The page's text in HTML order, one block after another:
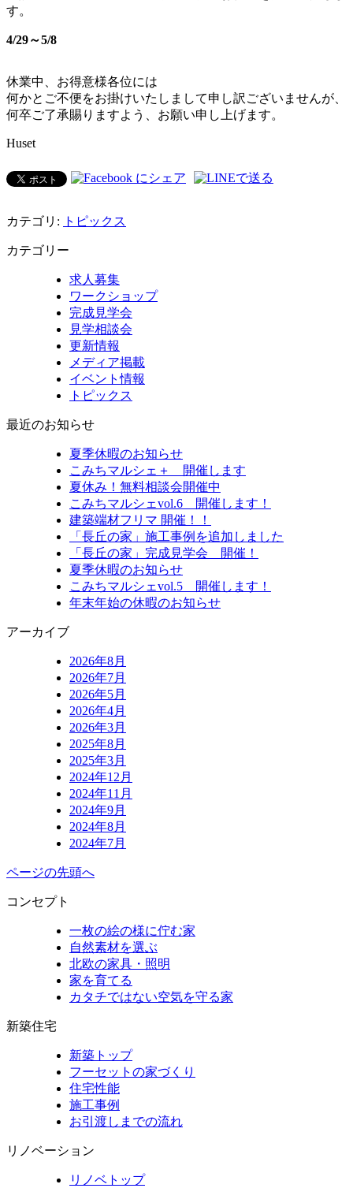
す。
4/29～5/8
休業中、お得意様各位には
何かとご不便をお掛けいたしまして申し訳ございませんが、
何卒ご了承賜りますよう、お願い申し上げます。
Huset
カテゴリ: トピックス
カテゴリー
求人募集
ワークショップ
完成見学会
見学相談会
更新情報
メディア掲載
イベント情報
トピックス
最近のお知らせ
夏季休暇のお知らせ
こみちマルシェ＋ 開催します
夏休み！無料相談会開催中
こみちマルシェvol.6 開催します！
建築端材フリマ 開催！！
「長丘の家」施工事例を追加しました
「長丘の家」完成見学会 開催！
夏季休暇のお知らせ
こみちマルシェvol.5 開催します！
年末年始の休暇のお知らせ
アーカイブ
2026年8月
2026年7月
2026年5月
2026年4月
2026年3月
2025年8月
2025年3月
2024年12月
2024年11月
2024年9月
2024年8月
2024年7月
ページの先頭へ
コンセプト
一枚の絵の様に佇む家
自然素材を選ぶ
北欧の家具・照明
家を育てる
カタチではない空気を守る家
新築住宅
新築トップ
フーセットの家づくり
住宅性能
施工事例
お引渡しまでの流れ
リノベーション
リノベトップ